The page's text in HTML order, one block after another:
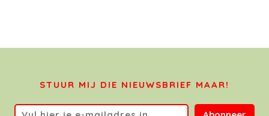
STUUR MIJ DIE NIEUWSBRIEF MAAR!